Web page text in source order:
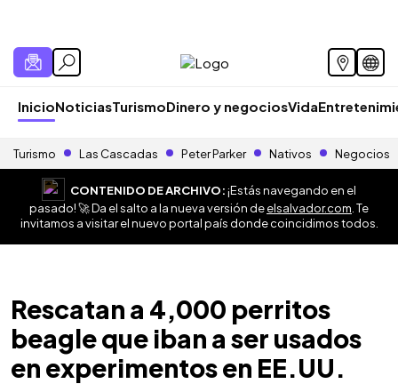
InicioNoticiasTurismoDinero y negociosVida
Turismo Las Cascadas Peter Parker Nativos Negocios
CONTENIDO DE ARCHIVO:¡Estás navegando en el
pasado! 🚀 Da el salto a la nueva versión deelsalvador.com . Te
invitamos a visitar el nuevo portal país donde coincidimos todos.
Rescatan a 4,000 perritos
beagle que iban a ser usados
en experimentos en EE.UU.